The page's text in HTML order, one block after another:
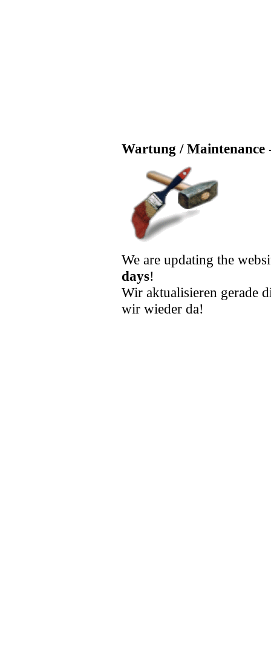
Wartung / Maintenance
We are updating the
days!
Wir aktualisieren gerade
wir wieder da!